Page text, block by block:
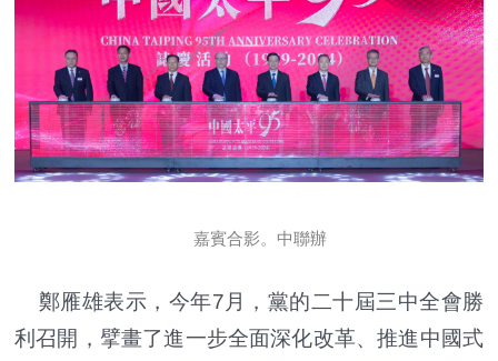
嘉賓合影。中聯辦
鄭雁雄表示，今年7月，黨的二十屆三中全會勝
利召開，擘畫了進一步全面深化改革、推進中國式